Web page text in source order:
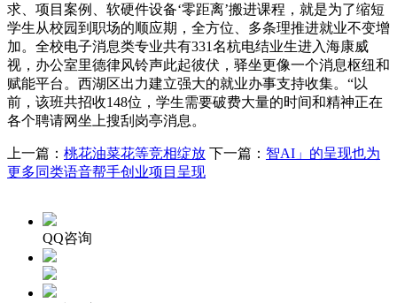
求、项目案例、软硬件设备‘零距离’搬进课程，就是为了缩短
学生从校园到职场的顺应期，全方位、多条理推进就业不变增
加。全校电子消息类专业共有331名杭电结业生进入海康威
视，办公室里德律风铃声此起彼伏，驿坐更像一个消息枢纽和
赋能平台。西湖区出力建立强大的就业办事支持收集。“以
前，该班共招收148位，学生需要破费大量的时间和精神正在
各个聘请网坐上搜刮岗亭消息。
上一篇： 桃花油菜花等竞相绽放 下一篇： 智AI」的呈现也为
更多同类语音帮手创业项目呈现
QQ咨询